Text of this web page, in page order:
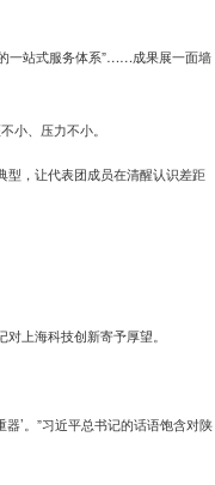
一站式服务体系”……成果展一面墙
小、压力不小。
，让代表团成员在清醒认识差距
上海科技创新寄予厚望。
’。”习近平总书记的话语饱含对陕